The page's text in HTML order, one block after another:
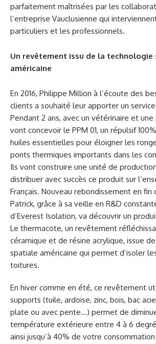
parfaitement maîtrisées par les
l’entreprise Vauclusienne qui
particuliers et les professionnels.
Un revêtement issu de la technologie
américaine
En 2016, Philippe Million à l’écoute des
clients a souhaité leur apporter un
Pendant 2 ans, avec un vétérinaire et une
vont concevoir le PPM 01, un répulsif
huiles essentielles pour éloigner les
ponts thermiques importants dans les
Ils vont construire une unité de
distribuer avec succès ce produit sur
Français. Nouveau rebondissement en fin
Patrick, grâce à sa veille en R&D
d’Everest Isolation, va découvrir un
Le thermacote, un revêtement
céramique et de résine acrylique, issue
spatiale américaine qui permet d’isoler
toitures.
En hiver comme en été, ce revêtement
supports (tuile, ardoise, zinc, bois, bac
plate ou avec pente…) permet de
température extérieure entre 4 à 6
ainsi jusqu’à 40% de votre